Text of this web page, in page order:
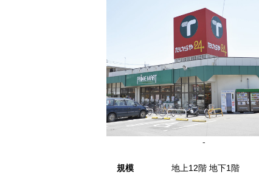
-
規模 地上12階 地下1階